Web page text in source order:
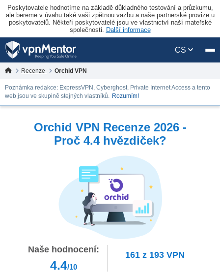
Poskytovatele hodnotíme na základě důkladného testování a průzkumu,
ale bereme v úvahu také vaši zpětnou vazbu a naše partnerské provize u
poskytovatelů. Někteří poskytovatelé jsou ve vlastnictví naší mateřské
společnosti. Další informace
CS
Recenze Orchid VPN
Poznámka redakce: ExpressVPN, Cyberghost, Private Internet Access a tento
web jsou ve skupině stejných vlastníků. Rozumím!
Orchid VPN Recenze 2026 -
Proč 4.4 hvězdiček?
Naše hodnocení:
4.4/10
161z 193 VPN